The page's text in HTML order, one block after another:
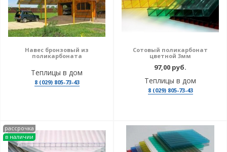
Навес бронзовый из
поликарбоната
Теплицы в дом
8 (029) 805-73-43
Сотовый поликарбонат
цветной 3мм
97,00 руб.
Теплицы в дом
8 (029) 805-73-43
рассрочка
в наличии